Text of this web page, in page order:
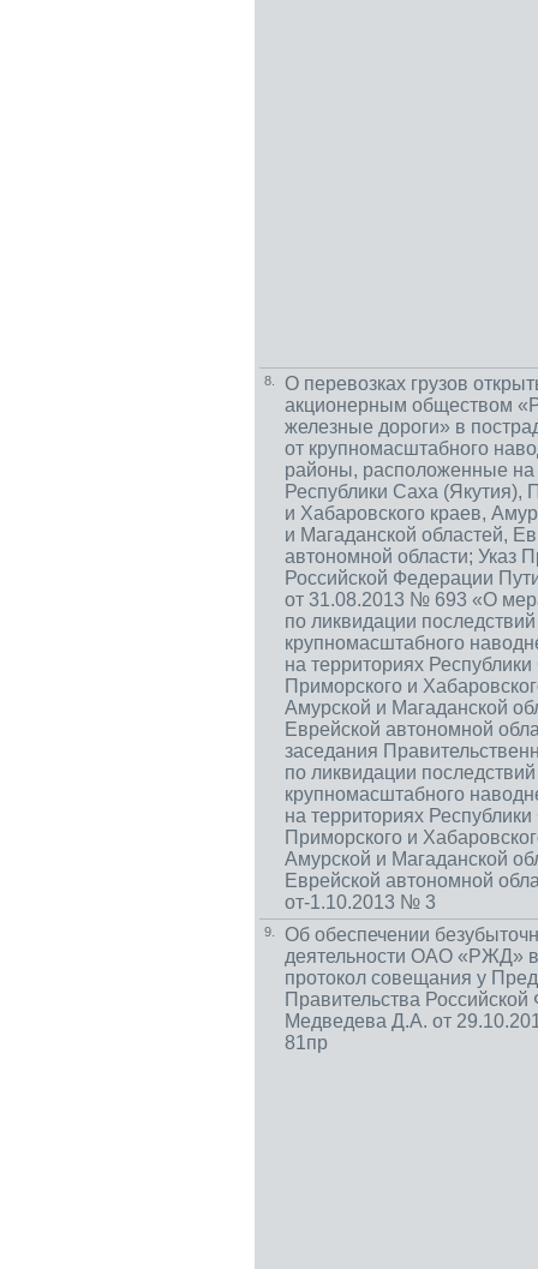
8.
О перевозках грузов
акционерным обществом
железные дороги» в
от крупномасштабного
районы, расположенные на
Республики Саха (Якутия),
и Хабаровского краев,
и Магаданской областей,
автономной области; Указ
Российской Федерации
от 31.08.2013 № 693 «О
по ликвидации последствий
крупномасштабного
на территориях
Приморского и
Амурской и Магаданской
Еврейской автономной
заседания
по ликвидации последствий
крупномасштабного
на территориях
Приморского и
Амурской и Магаданской
Еврейской автономной
от-1.10.2013 № 3
9.
Об обеспечении
деятельности ОАО «РЖД» в
протокол совещания у
Правительства
Медведева Д.А. от
81пр